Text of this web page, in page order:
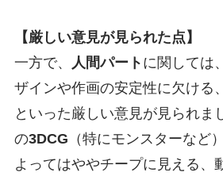
【厳しい意見が見られた点】
一方で、
人間パート に関しては
ザインや作画の安定性に欠ける
といった厳しい意見が見られま
の3DCG （特にモンスターなど
よってはややチープに見える、